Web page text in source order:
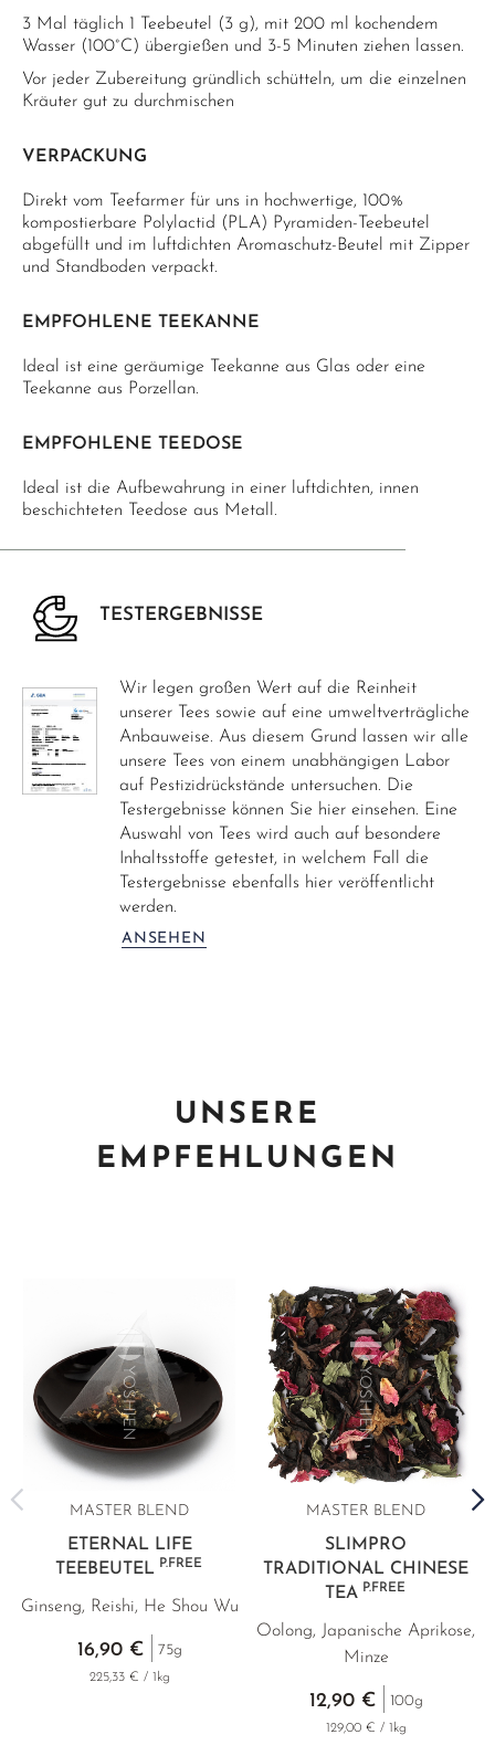
3 Mal täglich 1 Teebeutel (3 g), mit 200 ml kochendem
Wasser (100°C) übergießen und 3-5 Minuten ziehen lassen.
Vor jeder Zubereitung gründlich schütteln, um die einzelnen
Kräuter gut zu durchmischen
VERPACKUNG
Direkt vom Teefarmer für uns in hochwertige, 100%
kompostierbare Polylactid (PLA) Pyramiden-Teebeutel
abgefüllt und im luftdichten Aromaschutz-Beutel mit Zipper
und Standboden verpackt.
EMPFOHLENE TEEKANNE
Ideal ist eine geräumige Teekanne aus Glas oder eine
Teekanne aus Porzellan.
EMPFOHLENE TEEDOSE
Ideal ist die Aufbewahrung in einer luftdichten, innen
beschichteten Teedose aus Metall.
TESTERGEBNISSE
Wir legen großen Wert auf die Reinheit
unserer Tees sowie auf eine umweltverträgliche
Anbauweise. Aus diesem Grund lassen wir alle
unsere Tees von einem unabhängigen Labor
auf Pestizidrückstände untersuchen. Die
Testergebnisse können Sie hier einsehen. Eine
Auswahl von Tees wird auch auf besondere
Inhaltsstoffe getestet, in welchem Fall die
Testergebnisse ebenfalls hier veröffentlicht
werden.
ANSEHEN
UNSERE
EMPFEHLUNGEN
MASTER BLEND
ETERNAL LIFE
TEEBEUTEL P.FREE
Ginseng, Reishi, He Shou Wu
16,90 € 75g
225,33 € / 1kg
MASTER BLEND
SLIMPRO
TRADITIONAL CHINESE
TEA P.FREE
Oolong, Japanische Aprikose,
Minze
12,90 € 100g
129,00 € / 1kg